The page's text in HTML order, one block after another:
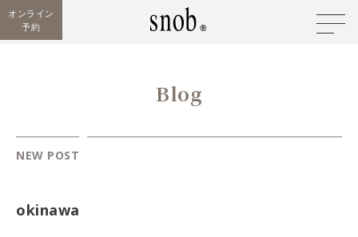
オンライン
予約
Blog
NEW POST
okinawa